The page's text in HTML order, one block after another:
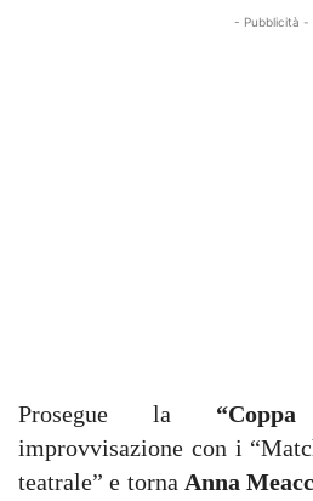
- Pubblicità -
Prosegue la
improvvisazione con i
teatrale” e torna Anna